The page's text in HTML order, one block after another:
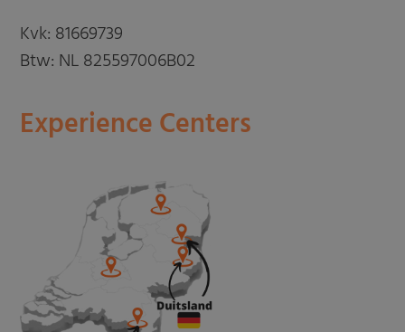
Kvk: 81669739
Btw: NL 825597006B02
Experience Centers